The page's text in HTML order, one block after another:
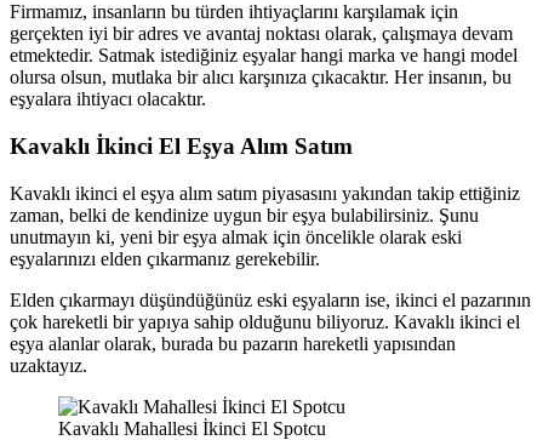
Firmamız, insanların bu türden ihtiyaçlarını karşılamak için
gerçekten iyi bir adres ve avantaj noktası olarak, çalışmaya devam
etmektedir. Satmak istediğiniz eşyalar hangi marka ve hangi model
olursa olsun, mutlaka bir alıcı karşınıza çıkacaktır. Her insanın, bu
eşyalara ihtiyacı olacaktır.
Kavaklı İkinci El Eşya Alım Satım
Kavaklı ikinci el eşya alım satım piyasasını yakından takip ettiğiniz
zaman, belki de kendinize uygun bir eşya bulabilirsiniz. Şunu
unutmayın ki, yeni bir eşya almak için öncelikle olarak eski
eşyalarınızı elden çıkarmanız gerekebilir.
Elden çıkarmayı düşündüğünüz eski eşyaların ise, ikinci el pazarının
çok hareketli bir yapıya sahip olduğunu biliyoruz. Kavaklı ikinci el
eşya alanlar olarak, burada bu pazarın hareketli yapısından
uzaktayız.
Kavaklı Mahallesi İkinci El Spotcu